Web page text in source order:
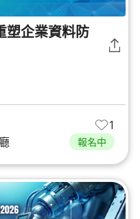
塑企業資料防
1
報名中